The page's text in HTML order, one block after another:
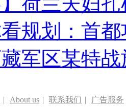
规划：首
军区某特
| About us | 联系我们 | 广告服务